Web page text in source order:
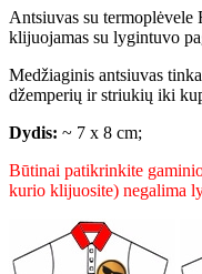
Antsiuvas su
klijuojamas su lygintuvo
Medžiaginis antsiuvas
džemperių ir striukių iki
Dydis: ~ 7 x 8 cm;
Būtinai patikrinkite
kurio klijuosite) negalima